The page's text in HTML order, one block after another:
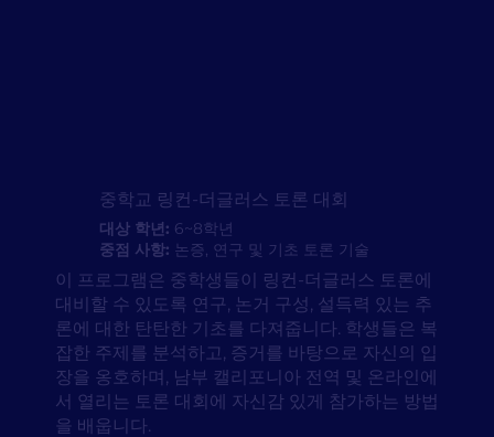
중학교 링컨-더글러스 토론 대회
대상 학년: 6~8학년
중점 사항: 논증, 연구 및 기초 토론 기술
이 프로그램은 중학생들이 링컨-더글러스 토론에
대비할 수 있도록 연구, 논거 구성, 설득력 있는 추
론에 대한 탄탄한 기초를 다져줍니다. 학생들은 복
잡한 주제를 분석하고, 증거를 바탕으로 자신의 입
장을 옹호하며, 남부 캘리포니아 전역 및 온라인에
서 열리는 토론 대회에 자신감 있게 참가하는 방법
을 배웁니다.